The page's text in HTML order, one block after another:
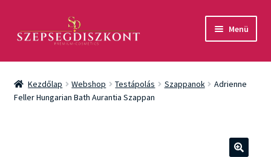
aa
Menü
Akció
Csomagok
Kezdőlap Webshop Testápolás Szappanok
Adrienne
Feller Hungarian Bath Aurantia Szappan